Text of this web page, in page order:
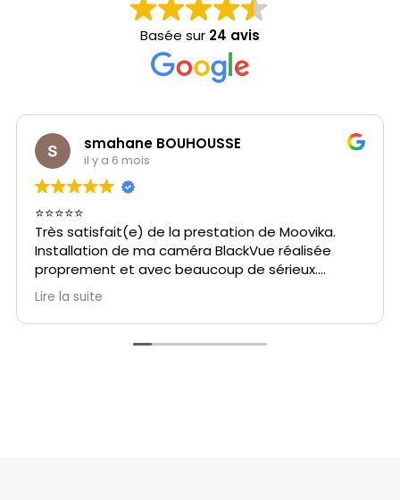
Basée sur 24 avis
smahane BOUHOUSSE
il y a 6 mois
⭐️⭐️⭐️⭐️⭐️
Très satisfait(e) de la prestation de Moovika.
Installation de ma caméra BlackVue réalisée
proprement et avec beaucoup de sérieux.
Le matériel est de très bonne qualité et
l’installation est vraiment nickel.
Le technicien a été professionnel, ponctuel et
très à l’écoute.
Lire la suite